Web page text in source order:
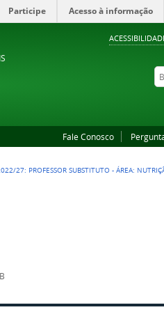
Participe Acesso à informação
Fale Conosco
27: PROFESSOR SUBSTITUTO - ÁREA: